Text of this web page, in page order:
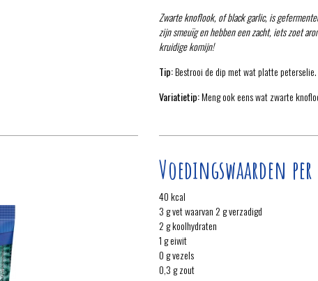
Zwarte knoflook, of black garlic, is
zijn smeuïg en hebben een zacht, iets zoet
kruidige komijn!
Tip:Bestrooi de dip met wat platte peterselie.
Variatietip:Meng ook eens wat zwarte
Voedingswaarden
40 kcal
3 g vet waarvan 2 g verzadigd
2 g koolhydraten
1 g eiwit
0 g vezels
0,3 g zout